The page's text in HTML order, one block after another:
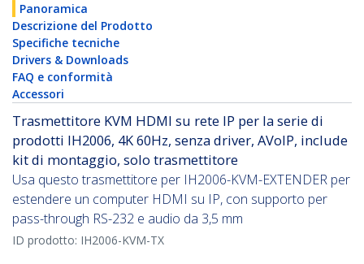
Panoramica
Descrizione del Prodotto
Specifiche tecniche
Drivers & Downloads
FAQ e conformità
Accessori
Trasmettitore KVM HDMI su rete IP per la serie di
prodotti IH2006, 4K 60Hz, senza driver, AVoIP, include
kit di montaggio, solo trasmettitore
Usa questo trasmettitore per IH2006-KVM-EXTENDER per
estendere un computer HDMI su IP, con supporto per
pass-through RS-232 e audio da 3,5 mm
ID prodotto: IH2006-KVM-TX